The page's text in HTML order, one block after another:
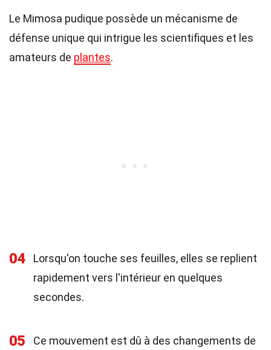
Le Mimosa pudique possède un mécanisme de
défense unique qui intrigue les scientifiques et les
amateurs de plantes.
04
Lorsqu'on touche ses feuilles, elles se replient
rapidement vers l'intérieur en quelques
secondes.
05
Ce mouvement est dû à des changements de